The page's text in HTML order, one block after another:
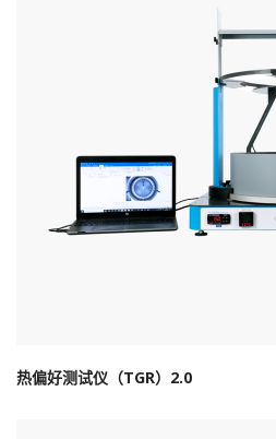
热偏好测试仪（TGR）2.0